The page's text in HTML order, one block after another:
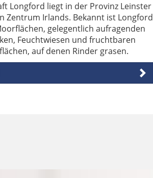
Longford liegt in der Provinz Leinster
Zentrum Irlands. Bekannt ist Longford
gelegentlich aufragenden
Feuchtwiesen und fruchtbaren
auf denen Rinder grasen.